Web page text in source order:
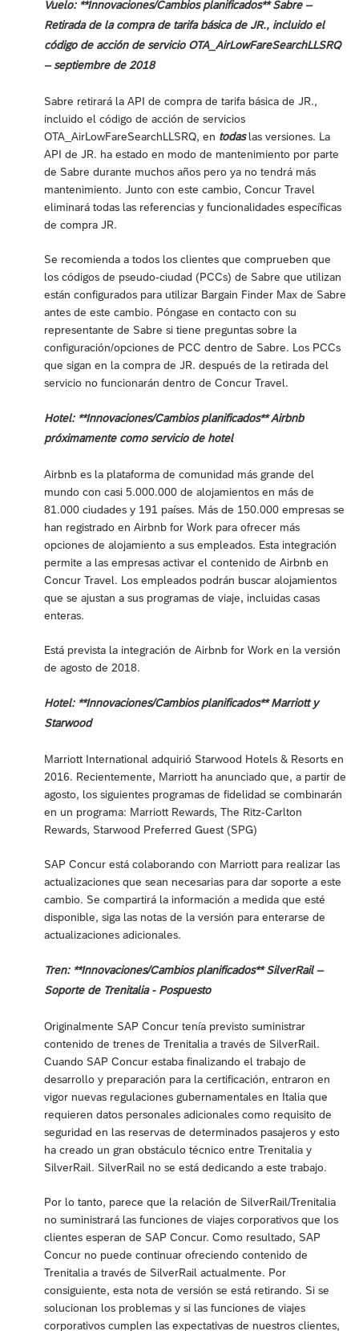
Vuelo: **Innovaciones/Cambios planificados** Sabre –
Retirada de la compra de tarifa básica de JR., incluido el
código de acción de servicio OTA_AirLowFareSearchLLSRQ
– septiembre de 2018
Sabre retirará la API de compra de tarifa básica de JR.,
incluido el código de acción de servicios
OTA_AirLowFareSearchLLSRQ, en todaslas versiones. La
API de JR. ha estado en modo de mantenimiento por parte
de Sabre durante muchos años pero ya no tendrá más
mantenimiento. Junto con este cambio, Concur Travel
eliminará todas las referencias y funcionalidades específicas
de compra JR.
Se recomienda a todos los clientes que comprueben que
los códigos de pseudo-ciudad (PCCs) de Sabre que utilizan
están configurados para utilizar Bargain Finder Max de Sabre
antes de este cambio. Póngase en contacto con su
representante de Sabre si tiene preguntas sobre la
configuración/opciones de PCC dentro de Sabre. Los PCCs
que sigan en la compra de JR. después de la retirada del
servicio no funcionarán dentro de Concur Travel.
Hotel: **Innovaciones/Cambios planificados** Airbnb
próximamente como servicio de hotel
Airbnb es la plataforma de comunidad más grande del
mundo con casi 5.000.000 de alojamientos en más de
81.000 ciudades y 191 países. Más de 150.000 empresas se
han registrado en Airbnb for Work para ofrecer más
opciones de alojamiento a sus empleados. Esta integración
permite a las empresas activar el contenido de Airbnb en
Concur Travel. Los empleados podrán buscar alojamientos
que se ajustan a sus programas de viaje, incluidas casas
enteras.
Está prevista la integración de Airbnb for Work en la versión
de agosto de 2018.
Hotel: **Innovaciones/Cambios planificados** Marriott y
Starwood
Marriott International adquirió Starwood Hotels & Resorts en
2016. Recientemente, Marriott ha anunciado que, a partir de
agosto, los siguientes programas de fidelidad se combinarán
en un programa: Marriott Rewards, The Ritz-Carlton
Rewards, Starwood Preferred Guest (SPG)
SAP Concur está colaborando con Marriott para realizar las
actualizaciones que sean necesarias para dar soporte a este
cambio. Se compartirá la información a medida que esté
disponible, siga las notas de la versión para enterarse de
actualizaciones adicionales.
Tren: **Innovaciones/Cambios planificados** SilverRail –
Soporte de Trenitalia - Pospuesto
Originalmente SAP Concur tenía previsto suministrar
contenido de trenes de Trenitalia a través de SilverRail.
Cuando SAP Concur estaba finalizando el trabajo de
desarrollo y preparación para la certificación, entraron en
vigor nuevas regulaciones gubernamentales en Italia que
requieren datos personales adicionales como requisito de
seguridad en las reservas de determinados pasajeros y esto
ha creado un gran obstáculo técnico entre Trenitalia y
SilverRail. SilverRail no se está dedicando a este trabajo.
Por lo tanto, parece que la relación de SilverRail/Trenitalia
no suministrará las funciones de viajes corporativos que los
clientes esperan de SAP Concur. Como resultado, SAP
Concur no puede continuar ofreciendo contenido de
Trenitalia a través de SilverRail actualmente. Por
consiguiente, esta nota de versión se está retirando. Si se
solucionan los problemas y si las funciones de viajes
corporativos cumplen las expectativas de nuestros clientes,